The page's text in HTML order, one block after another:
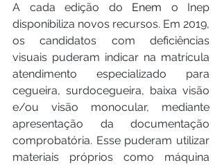
A cada edição do Enem o Inep
disponibiliza novos recursos. Em 2019,
os candidatos com deficiências
visuais puderam indicar na matrícula
atendimento especializado para
cegueira, surdocegueira, baixa visão
e/ou visão monocular, mediante
apresentação da documentação
comprobatória. Esse puderam utilizar
materiais próprios como máquina